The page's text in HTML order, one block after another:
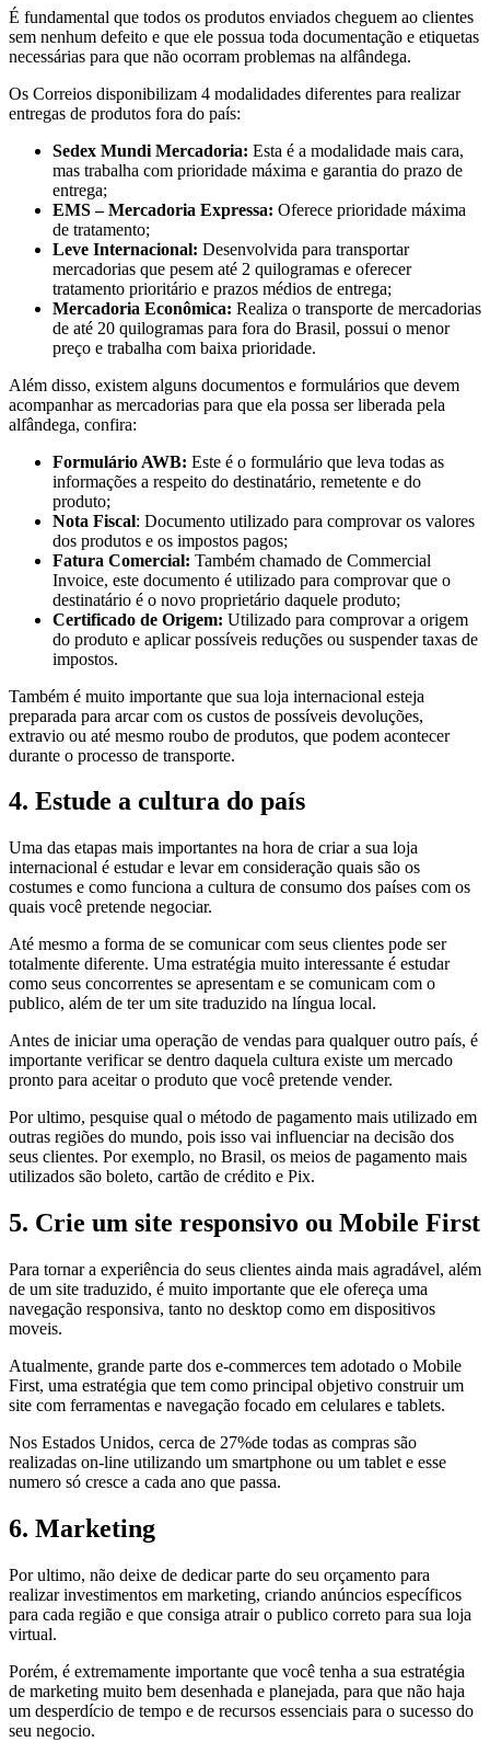
É fundamental que todos os produtos enviados cheguem ao clientes
sem nenhum defeito e que ele possua toda documentação e etiquetas
necessárias para que não ocorram problemas na alfândega.
Os Correios disponibilizam 4 modalidades diferentes para realizar
entregas de produtos fora do país:
Sedex Mundi Mercadoria: Esta é a modalidade mais cara,
mas trabalha com prioridade máxima e garantia do prazo de
entrega;
EMS – Mercadoria Expressa: Oferece prioridade máxima
de tratamento;
Leve Internacional: Desenvolvida para transportar
mercadorias que pesem até 2 quilogramas e oferecer
tratamento prioritário e prazos médios de entrega;
Mercadoria Econômica: Realiza o transporte de mercadorias
de até 20 quilogramas para fora do Brasil, possui o menor
preço e trabalha com baixa prioridade.
Além disso, existem alguns documentos e formulários que devem
acompanhar as mercadorias para que ela possa ser liberada pela
alfândega, confira:
Formulário AWB: Este é o formulário que leva todas as
informações a respeito do destinatário, remetente e do
produto;
Nota Fiscal: Documento utilizado para comprovar os valores
dos produtos e os impostos pagos;
Fatura Comercial: Também chamado de Commercial
Invoice, este documento é utilizado para comprovar que o
destinatário é o novo proprietário daquele produto;
Certificado de Origem: Utilizado para comprovar a origem
do produto e aplicar possíveis reduções ou suspender taxas de
impostos.
Também é muito importante que sua loja internacional esteja
preparada para arcar com os custos de possíveis devoluções,
extravio ou até mesmo roubo de produtos, que podem acontecer
durante o processo de transporte.
4. Estude a cultura do país
Uma das etapas mais importantes na hora de criar a sua loja
internacional é estudar e levar em consideração quais são os
costumes e como funciona a cultura de consumo dos países com os
quais você pretende negociar.
Até mesmo a forma de se comunicar com seus clientes pode ser
totalmente diferente. Uma estratégia muito interessante é estudar
como seus concorrentes se apresentam e se comunicam com o
publico, além de ter um site traduzido na língua local.
Antes de iniciar uma operação de vendas para qualquer outro país, é
importante verificar se dentro daquela cultura existe um mercado
pronto para aceitar o produto que você pretende vender.
Por ultimo, pesquise qual o método de pagamento mais utilizado em
outras regiões do mundo, pois isso vai influenciar na decisão dos
seus clientes. Por exemplo, no Brasil, os meios de pagamento mais
utilizados são boleto, cartão de crédito e Pix.
5. Crie um site responsivo ou Mobile First
Para tornar a experiência do seus clientes ainda mais agradável, além
de um site traduzido, é muito importante que ele ofereça uma
navegação responsiva, tanto no desktop como em dispositivos
moveis.
Atualmente, grande parte dos e-commerces tem adotado o Mobile
First, uma estratégia que tem como principal objetivo construir um
site com ferramentas e navegação focado em celulares e tablets.
Nos Estados Unidos, cerca de 27%de todas as compras são
realizadas on-line utilizando um smartphone ou um tablet e esse
numero só cresce a cada ano que passa.
6. Marketing
Por ultimo, não deixe de dedicar parte do seu orçamento para
realizar investimentos em marketing, criando anúncios específicos
para cada região e que consiga atrair o publico correto para sua loja
virtual.
Porém, é extremamente importante que você tenha a sua estratégia
de marketing muito bem desenhada e planejada, para que não haja
um desperdício de tempo e de recursos essenciais para o sucesso do
seu negocio.